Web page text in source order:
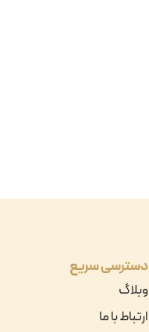
دسترسی سریع
وبلاگ
ارتباط با ما